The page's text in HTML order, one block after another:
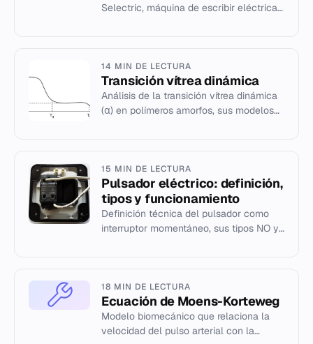
Selectric, máquina de escribir eléctrica
14 MIN DE LECTURA
Transición vítrea dinámica
Análisis de la transición vítrea dinámica
(α) en polímeros amorfos, sus modelos
15 MIN DE LECTURA
Pulsador eléctrico: definición,
tipos y funcionamiento
Definición técnica del pulsador como
interruptor momentáneo, sus tipos NO y
18 MIN DE LECTURA
Ecuación de Moens-Korteweg
Modelo biomecánico que relaciona la
velocidad del pulso arterial con la